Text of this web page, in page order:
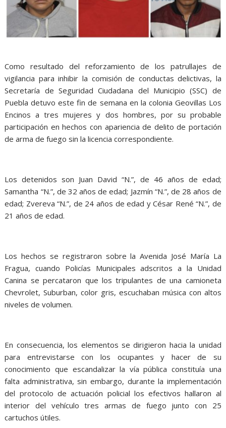
Como resultado del reforzamiento de los patrullajes de
vigilancia para inhibir la comisión de conductas delictivas, la
Secretaría de Seguridad Ciudadana del Municipio (SSC) de
Puebla detuvo este fin de semana en la colonia Geovillas Los
Encinos a tres mujeres y dos hombres, por su probable
participación en hechos con apariencia de delito de portación
de arma de fuego sin la licencia correspondiente.
Los detenidos son Juan David “N.”, de 46 años de edad;
Samantha “N.”, de 32 años de edad; Jazmín “N.”, de 28 años de
edad; Zvereva “N.”, de 24 años de edad y César René “N.”, de
21 años de edad.
Los hechos se registraron sobre la Avenida José María La
Fragua, cuando Policías Municipales adscritos a la Unidad
Canina se percataron que los tripulantes de una camioneta
Chevrolet, Suburban, color gris, escuchaban música con altos
niveles de volumen.
En consecuencia, los elementos se dirigieron hacia la unidad
para entrevistarse con los ocupantes y hacer de su
conocimiento que escandalizar la vía pública constituía una
falta administrativa, sin embargo, durante la implementación
del protocolo de actuación policial los efectivos hallaron al
interior del vehículo tres armas de fuego junto con 25
cartuchos útiles.